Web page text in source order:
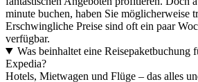
minute buchen, haben Sie möglicherweise
Erschwingliche Preise sind oft ein paar
verfügbar.
Was beinhaltet eine Reisepaketbuchung
Expedia?
Hotels, Mietwagen und Flüge – das alles